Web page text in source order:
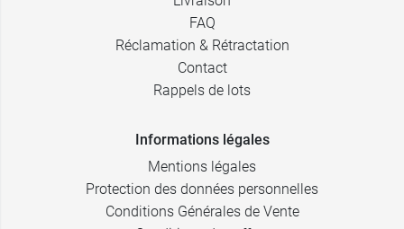
FAQ
Réclamation & Rétractation
Contact
Rappels de lots
Informations légales
Mentions légales
Protection des données personnelles
Conditions Générales de Vente